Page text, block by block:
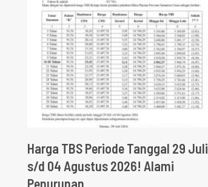
Harga TBS Periode Tanggal 29 Juli
s/d 04 Agustus 2026! Alami
Penurunan